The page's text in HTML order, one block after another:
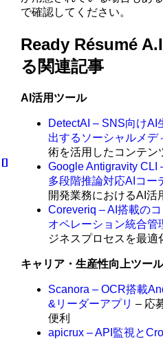
で確認してください。
Ready Résumé
る関連記事
AI活用ツール
DetectAI – SNS向けAI
出するソーシャルメデ
術を活用したコンテン
Google Antigravity CLI
多段階推論対応AIコー
開発業務におけるAI活
Coreveriq – AI搭載の
オペレーション統合管
ジネスプロセスを最適
キャリア・生産性向上ツー
Scanora – OCR搭載
&リーダーアプリ – 応
便利
apicrux – API監視と